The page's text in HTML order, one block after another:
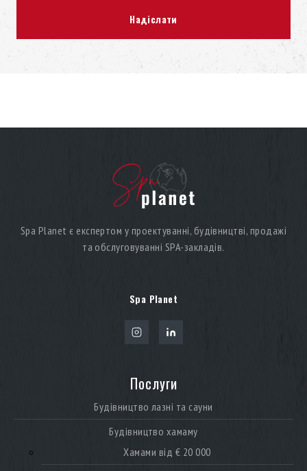
Spa Planet є експертом у проектуванні, будівництві, продажі
та обслуговуванні SPA-закладів.
Spa Planet
Послуги
Будівництво лазні та сауни
Будівництво хамаму
Хамами від € 20 000